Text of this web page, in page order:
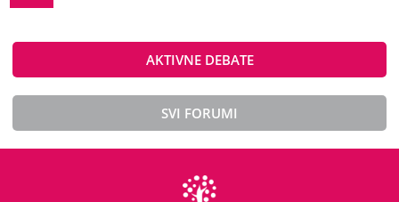
AKTIVNE DEBATE
SVI FORUMI